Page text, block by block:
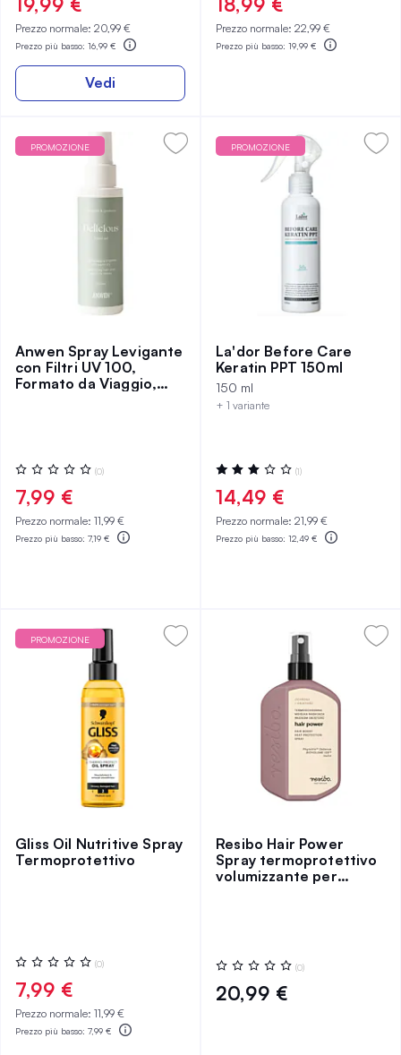
Prezzo normale: 20,99 €
Prezzo più basso: 16,99 €
Vedi
Prezzo normale: 22,99 €
Prezzo più basso: 19,99 €
PROMOZIONE
Anwen Spray Levigante
con Filtri UV 100,
Formato da Viaggio,
Valutazione:
0%
(0)
7,99 €
Prezzo normale: 11,99 €
Prezzo più basso: 7,19 €
PROMOZIONE
La'dor Before Care
Keratin PPT 150ml
150 ml
+ 1 variante
Valutazione:
60%
(1)
14,49 €
Prezzo normale: 21,99 €
Prezzo più basso: 12,49 €
PROMOZIONE
Gliss Oil Nutritive Spray
Termoprotettivo
Valutazione:
0%
(0)
7,99 €
Prezzo normale: 11,99 €
Prezzo più basso: 7,99 €
Resibo Hair Power
Spray termoprotettivo
volumizzante per
Valutazione:
0%
(0)
20,99 €